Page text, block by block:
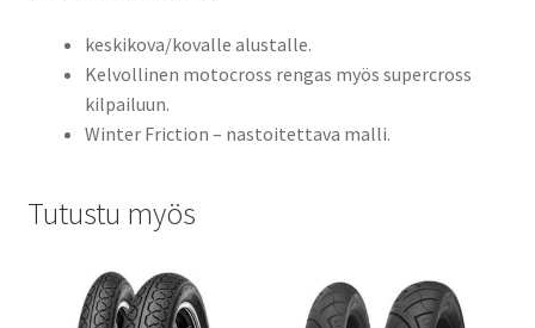
keskikova/kovalle alustalle.
Kelvollinen motocross rengas myös supercross
kilpailuun.
Winter Friction – nastoitettava malli.
Tutustu myös